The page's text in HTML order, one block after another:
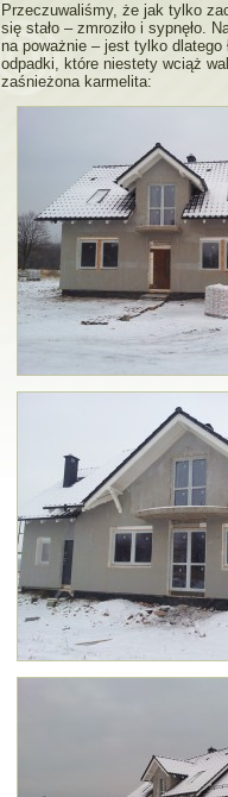
Przeczuwaliśmy, że jak tylko
się stało – zmroziło i sypnęło.
na poważnie – jest tylko dlatego
odpadki, które niestety wciąż
zaśnieżona karmelita: